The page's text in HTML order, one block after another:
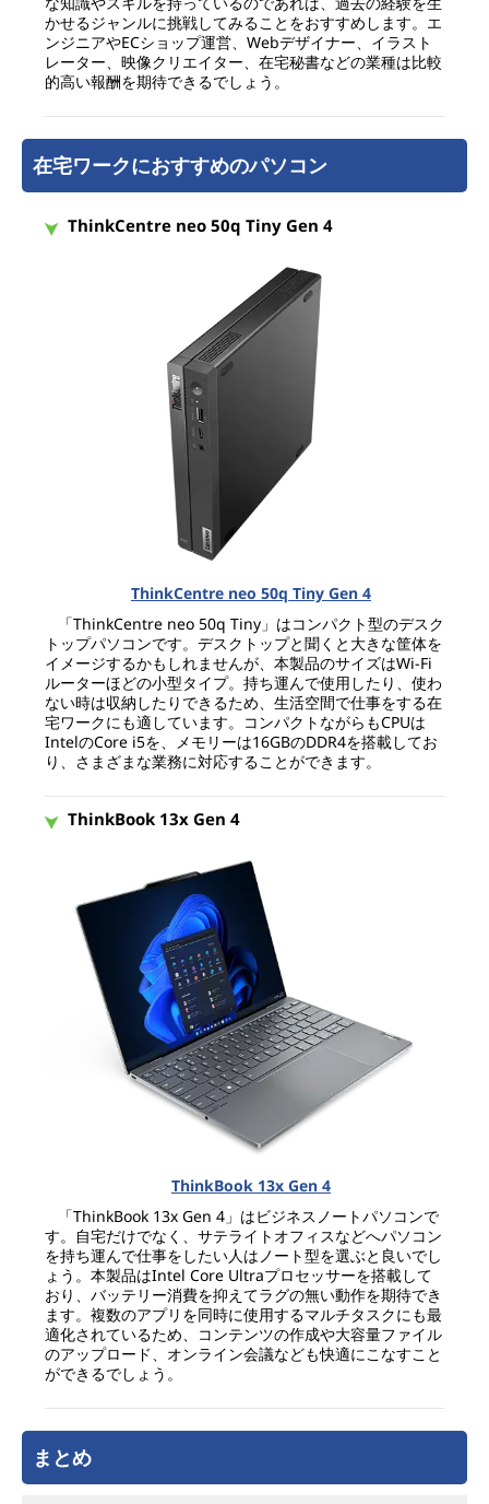
かせるジャンルに挑戦してみることをおすすめします。エ
ンジニアやECショップ運営、Webデザイナー、イラスト
レーター、映像クリエイター、在宅秘書などの業種は比較
的高い報酬を期待できるでしょう。
在宅ワークにおすすめのパソコン
ThinkCentre neo 50q Tiny Gen 4
ThinkCentre neo 50q Tiny Gen 4
「ThinkCentre neo 50q Tiny」はコンパクト型のデスク
トップパソコンです。デスクトップと聞くと大きな筐体を
イメージするかもしれませんが、本製品のサイズはWi-Fi
ルーターほどの小型タイプ。持ち運んで使用したり、使わ
ない時は収納したりできるため、生活空間で仕事をする在
宅ワークにも適しています。コンパクトながらもCPUは
IntelのCore i5を、メモリーは16GBのDDR4を搭載してお
り、さまざまな業務に対応することができます。
ThinkBook 13x Gen 4
ThinkBook 13x Gen 4
「ThinkBook 13x Gen 4」はビジネスノートパソコンで
す。自宅だけでなく、サテライトオフィスなどへパソコン
を持ち運んで仕事をしたい人はノート型を選ぶと良いでし
ょう。本製品はIntel Core Ultraプロセッサーを搭載して
おり、バッテリー消費を抑えてラグの無い動作を期待でき
ます。複数のアプリを同時に使用するマルチタスクにも最
適化されているため、コンテンツの作成や大容量ファイル
のアップロード、オンライン会議なども快適にこなすこと
ができるでしょう。
まとめ